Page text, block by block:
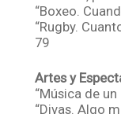
“Boxeo.
“Rugby.
79
Artes y
“Música de
“Divas. Algo